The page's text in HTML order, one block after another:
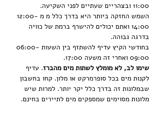
11:00 ובצהריים שעתיים לפני השקיעה.
השמש החזקה ביותר היא בדרך כלל מ מ 12:00-
14:00 ואתם יכולים להישרף ברמת של כוויה
בדרגה גבוהה.
בחודשי הקיץ עדיף להשתזף בין השעות 06:00-
09:00 ואחרי זה משעה 17:00.
שימו לב, לא מומלץ לשתות מים מהברז. עדיף
לקנות מים בכל סופרמרקט או מלון. קחו בחשבון
שבמלונות זה בדרך כלל יקר יותר. למרות שיש
מלונות מסוימים שמספקים מים לתיירים בחינם.